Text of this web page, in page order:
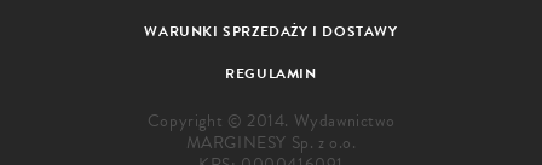
WARUNKI SPRZEDAŻY I DOSTAWY
REGULAMIN
Copyright © 2014. Wydawnictwo
MARGINESY Sp. z o.o.